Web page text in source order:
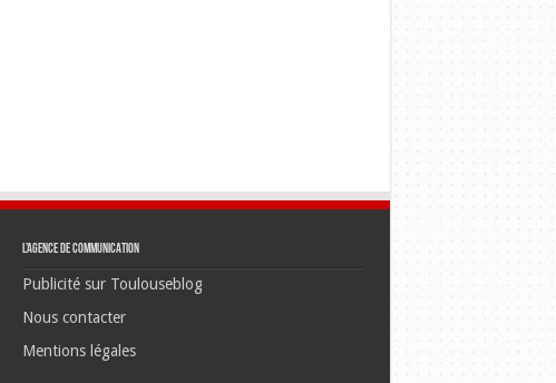
L’agence de communication
Publicité sur Toulouseblog
Nous contacter
Mentions légales